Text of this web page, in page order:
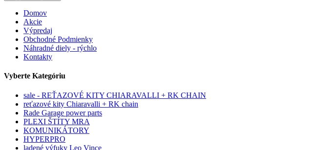
Domov
Akcie
Výpredaj
Obchodné Podmienky
Náhradné diely - rýchlo
Kontakty
Vyberte Kategóriu
sale - REŤAZOVÉ KITY CHIARAVALLI + RK CHAIN
reťazové kity Chiaravalli + RK chain
Rade Garage power parts
PLEXI ŠTÍTY MRA
KOMUNIKÁTORY
HYPERPRO
ladené výfuky Leo Vince